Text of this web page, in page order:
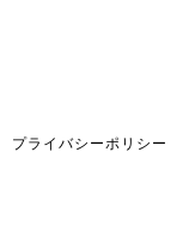
プライバシーポリシー